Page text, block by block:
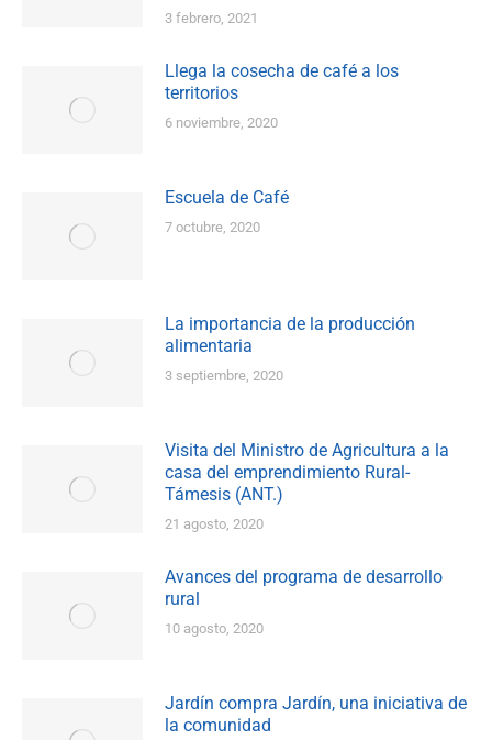
3 febrero, 2021
Llega la cosecha de café a los
territorios
6 noviembre, 2020
Escuela de Café
7 octubre, 2020
La importancia de la producción
alimentaria
3 septiembre, 2020
Visita del Ministro de Agricultura a la
casa del emprendimiento Rural-
Támesis (ANT.)
21 agosto, 2020
Avances del programa de desarrollo
rural
10 agosto, 2020
Jardín compra Jardín, una iniciativa de
la comunidad